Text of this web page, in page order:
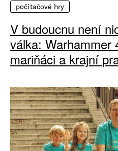
počítačové hry
V budoucnu není
válka: Warhammer
mariňáci a krajní